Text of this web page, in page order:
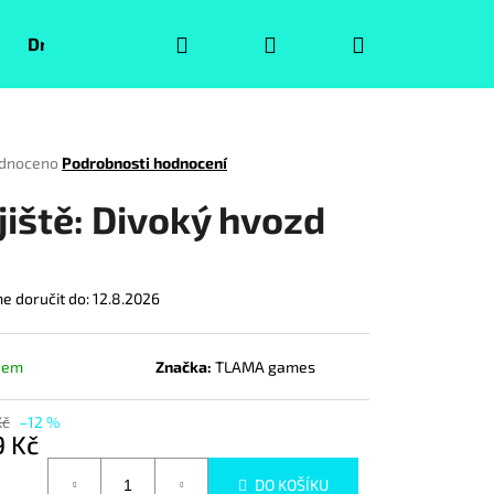
Druhá jakost Pokémoni Volný čas
Přihlášení
Podrobnosti hodnocení
Divoký hvozd
doručit do:12.8.2026
Značka:TLAMA games
–12 %
Kč
DO KOŠÍKU